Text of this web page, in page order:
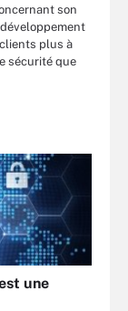
son
plus à
sécurité que
une